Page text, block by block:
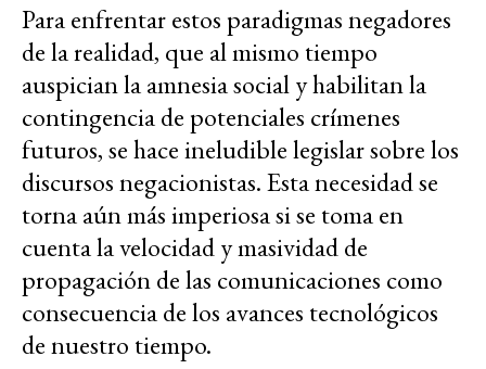
Para enfrentar estos paradigmas negadores
de la realidad, que al mismo tiempo
auspician la amnesia social y habilitan la
contingencia de potenciales crímenes
futuros, se hace ineludible legislar sobre los
discursos negacionistas. Esta necesidad se
torna aún más imperiosa si se toma en
cuenta la velocidad y masividad de
propagación de las comunicaciones como
consecuencia de los avances tecnológicos
de nuestro tiempo.